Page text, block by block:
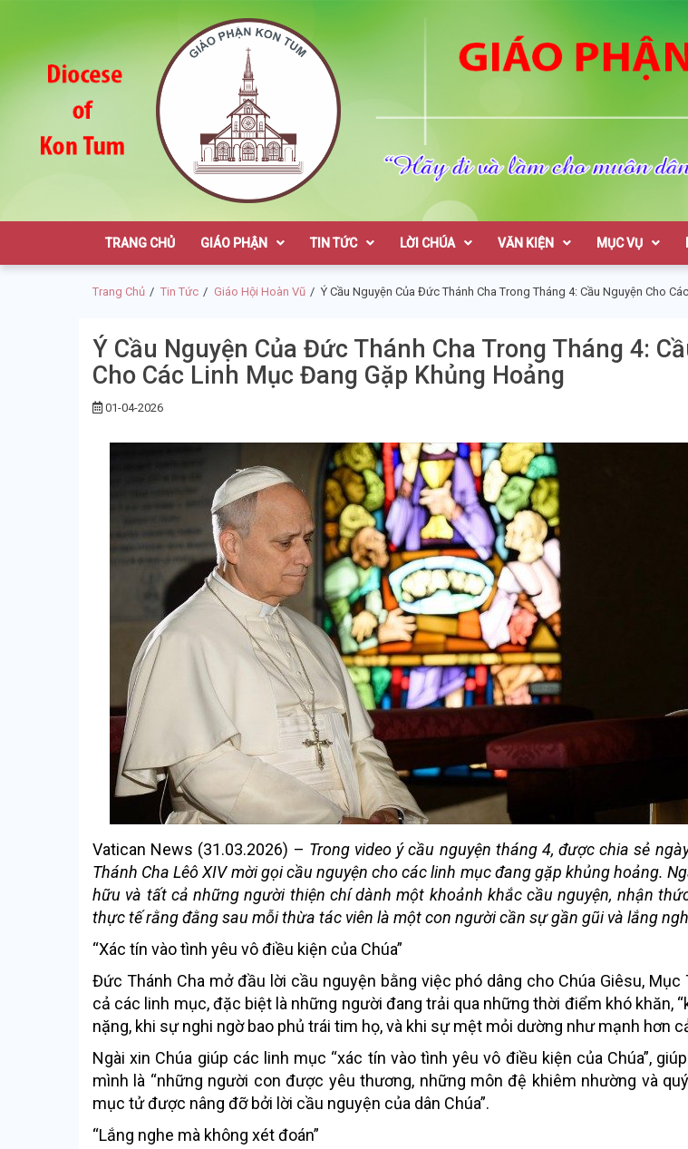
Giáo Phận Kon Tum
TRANG CHỦ GIÁO PHẬN TIN TỨC LỜI CHÚA VĂN KIỆN MỤC VỤ
Trang Chủ Tin Tức Giáo Hội Hoàn Vũ Ý Cầu Nguyện Của Đức Thánh Cha Trong Tháng 4: Cầu Nguyện Cho
Ý Cầu Nguyện Của Đức Thánh Cha Trong Tháng 4:
Cho Các Linh Mục Đang Gặp Khủng Hoảng
01-04-2026
Vatican News (31.03.2026) – Trong video ý cầu nguyện tháng 4, được chia sẻ
Thánh Cha Lêô XIV mời gọi cầu nguyện cho các linh mục đang gặp khủng hoảng.
hữu và tất cả những người thiện chí dành một khoảnh khắc cầu nguyện, nhận
thực tế rằng đằng sau mỗi thừa tác viên là một con người cần sự gần gũi và lắng
“Xác tín vào tình yêu vô điều kiện của Chúa”
Đức Thánh Cha mở đầu lời cầu nguyện bằng việc phó dâng cho Chúa Giêsu, Mục
cả các linh mục, đặc biệt là những người đang trải qua những thời điểm khó khăn,
nặng, khi sự nghi ngờ bao phủ trái tim họ, và khi sự mệt mỏi dường như mạnh hơn
Ngài xin Chúa giúp các linh mục “xác tín vào tình yêu vô điều kiện của Chúa”,
mình là “những người con được yêu thương, những môn đệ khiêm nhường và
mục tử được nâng đỡ bởi lời cầu nguyện của dân Chúa”.
“Lắng nghe mà không xét đoán”